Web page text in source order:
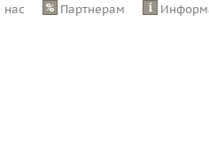
нас Партнерам